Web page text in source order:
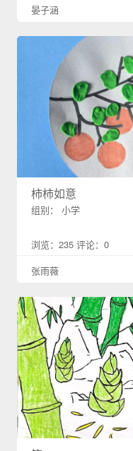
晏子涵
柿柿如意
组别： 小学
浏览：235 评论：0
张雨薇